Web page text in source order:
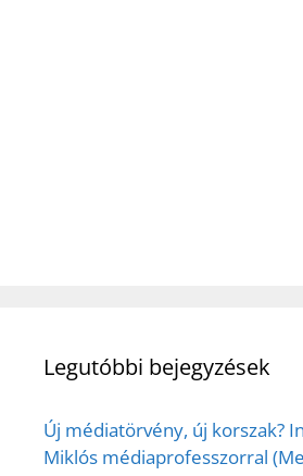
Legutóbbi bejegyzések
Új médiatörvény, új korszak?
Miklós médiaprofesszorral